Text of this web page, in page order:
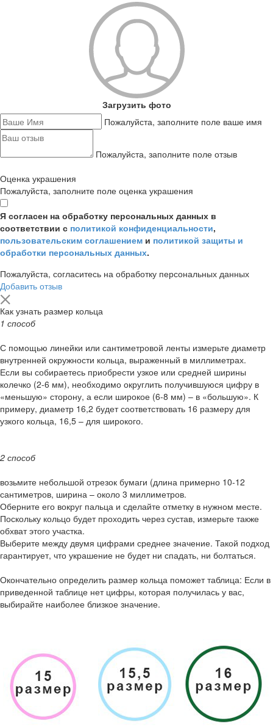
Загрузить фото
Пожалуйста, заполните поле ваше имя
Пожалуйста, заполните поле отзыв
Оценка украшения
Пожалуйста, заполните поле оценка украшения
Я согласен на обработку персональных данных в
соответствии с политикой конфиденциальности,
пользовательским соглашением и политикой защиты и
обработки персональных данных.
Пожалуйста, согласитесь на обработку персональных данных
Добавить отзыв
Как узнать размер кольца
1 способ
С помощью линейки или сантиметровой ленты измерьте диаметр
внутренней окружности кольца, выраженный в миллиметрах.
Если вы собираетесь приобрести узкое или средней ширины
колечко (2-6 мм), необходимо округлить получившуюся цифру в
«меньшую» сторону, а если широкое (6-8 мм) – в «большую». К
примеру, диаметр 16,2 будет соответствовать 16 размеру для
узкого кольца, 16,5 – для широкого.
2 способ
возьмите небольшой отрезок бумаги (длина примерно 10-12
сантиметров, ширина – около 3 миллиметров.
Оберните его вокруг пальца и сделайте отметку в нужном месте.
Поскольку кольцо будет проходить через сустав, измерьте также
обхват этого участка.
Выберите между двумя цифрами среднее значение. Такой подход
гарантирует, что украшение не будет ни спадать, ни болтаться.
Окончательно определить размер кольца поможет таблица: Если в
приведенной таблице нет цифры, которая получилась у вас,
выбирайте наиболее близкое значение.